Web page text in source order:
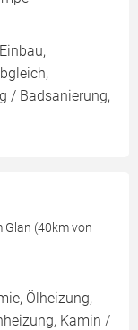
/ Badsanierung,
Glan (40km von
Ölheizung,
Kamin /